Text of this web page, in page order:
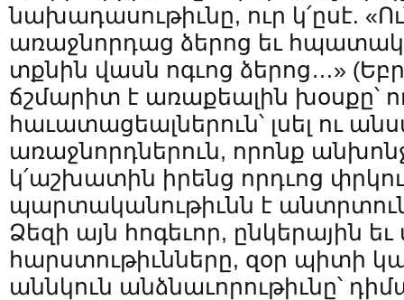
նախադասութիւնը, ուր կ՛ըսէ.
առաջնորդաց ձերոց եւ
տքնին վասն ոգւոց ձերոց…» (Եբր.
ճշմարիտ է առաքեալին խօսքը՝
հաւատացեալներուն՝ լսել ու
առաջնորդներուն, որոնք
կ՛աշխատին իրենց որդւոց
պարտականութիւնն է
Ձեզի այն հոգեւոր, ընկերային
հարստութիւնները, զօր պիտի
աննկուն անձնաւորութիւնը՝